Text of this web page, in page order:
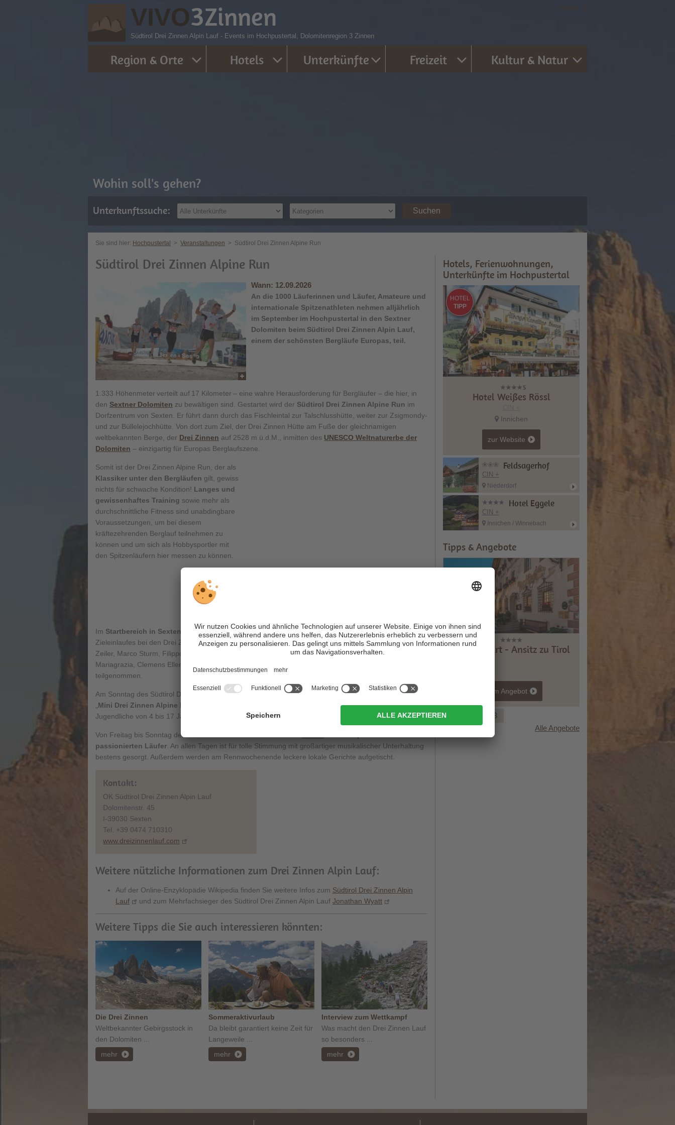
VIVO3Zinnen
Südtirol Drei Zinnen Alpin Lauf - Events im Hochpustertal, Dolomitenregion 3 Zinnen
Wohin soll's gehen?
Unterkunftssuche: Suchen
Region & Orte Hotels Unterkünfte Freizeit Kultur & Natur
Sie sind hier: Hochpustertal > Veranstaltungen > Südtirol Drei Zinnen Alpine Run
Südtirol Drei Zinnen Alpine Run
Wann: 12.09.2026
An die 1000 Läuferinnen und Läufer, Amateure und
internationale Spitzenathleten nehmen alljährlich
im September im Hochpustertal in den Sextner
Dolomiten beim Südtirol Drei Zinnen Alpin Lauf,
einem der schönsten Bergläufe Europas, teil.
1.333 Höhenmeter verteilt auf 17 Kilometer – eine wahre Herausforderung für Bergläufer – die hier, in
den Sextner Dolomiten zu bewältigen sind. Gestartet wird der Südtirol Drei Zinnen Alpine Run im
Dorfzentrum von Sexten. Er führt dann durch das Fischleintal zur Talschlusshütte, weiter zur Zsigmondy-
und zur Büllelejochhütte. Von dort zum Ziel, der Drei Zinnen Hütte am Fuße der gleichnamigen
weltbekannten Berge, der Drei Zinnen auf 2528 m ü.d.M., inmitten des UNESCO Weltnaturerbe der
Dolomiten – einzigartig für Europas Berglaufszene.
Somit ist der Drei Zinnen Alpine Run, der als
Klassiker unter den Bergläufen gilt, gewiss
nichts für schwache Kondition! Langes und
gewissenhaftes Training sowie mehr als
durchschnittliche Fitness sind unabdingbare
Voraussetzungen, um bei diesem
kräftezehrenden Berglauf teilnehmen zu
können und um sich als Hobbysportler mit
den Spitzenläufern hier messen zu können.
Im Startbereich in Sexten gibt es für die Zuschauer eine Livebildübertragung des spektakulären
Zieleinlaufes bei den Drei Zinnen.Topathletenwie Weltmeister Jonathan Wyatt, Helmut Schiessl, Timo
Zeiler, Marco Sturm, Filippo Barizza, Hannes Rungger, David Schneider, Eris Costa, Roberti
Mariagrazia, Clemens Ellen, Antonella Confortola oder Iachemet Francesca haben an dem Lauf bereits
teilgenommen.
Am Sonntag des Südtirol Drei Zinnen Alpine Run gibt es den auch schon zur Tradition gewordenen
Mini Drei Zinnen Alpine Run
“ - ein Rennen für die kleinen Berglauffreunde, für Kinder und
Jugendliche von 4 bis 17 Jahren (Kat. Junior A).
Von Freitag bis Sonntag des Rennwochenendes verwandelt sich
passionierten Läufer . An allen Tagen ist für tolle Stimmung mit großartiger musikalischer Unterhaltung
bestens gesorgt. Außerdem werden am Rennwochenende leckere lokale Gerichte aufgetischt.
Kontakt:
OK Südtirol Drei Zinnen Alpin Lauf
Dolomitenstr. 45
I-39030 Sexten
Tel. +39 0474 710310
www.dreizinnenlauf.com
Weitere nützliche Informationen zum Drei Zinnen Alpin Lauf:
Auf der Online-Enzyklopädie Wikipedia finden Sie weitere Infos zum Südtirol Drei Zinnen Alpin
Lauf
und zum Mehrfachsieger des Südtirol Drei Zinnen Alpin Lauf Jonathan Wyatt
Weitere Tipps die Sie auch interessieren könnten:
Die Drei Zinnen
Weltbekannter Gebirgsstock in
den Dolomiten ...
mehr
Sommeraktivurlaub
Da bleibt garantiert keine Zeit für
Langeweile ...
mehr
Interview zum Wettkampf
Was macht den Drei Zinnen Lauf
so besonders ...
mehr
Hotels, Ferienwohnungen,
Unterkünfte im Hochpustertal
HOTEL
TIPP
Hotel Weißes Rössl
Innichen
zur Website
Feldsagerhof
CIN +
Niederdorf
Hotel Eggele
CIN +
Innichen / Winnebach
Tipps & Angebote
Strasserwirt - Ansitz zu Tirol
zum Angebot
3
Alle Angebote